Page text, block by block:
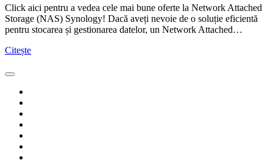
Click aici pentru a vedea cele mai bune oferte la Network Attached
Storage (NAS) Synology! Dacă aveți nevoie de o soluție eficientă
pentru stocarea și gestionarea datelor, un Network Attached…
Citește